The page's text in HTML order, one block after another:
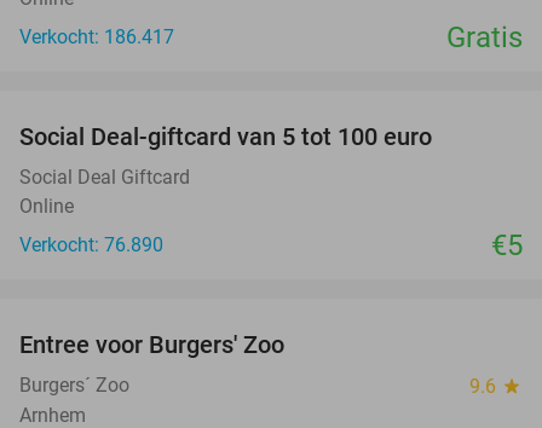
Verkocht: 186.417
Gratis
Social Deal-giftcard van 5 tot 100 euro
Social Deal Giftcard
Online
Verkocht: 76.890
€5
Entree voor Burgers' Zoo
Burgers´ Zoo 9.6 star
Arnhem